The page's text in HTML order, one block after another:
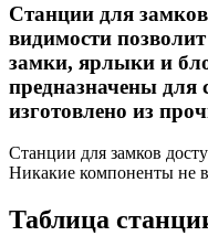
Станции для
видимости
замки, ярлыки и
предназначены
изготовлено из
Станции для замков
Никакие компоненты не
Таблица